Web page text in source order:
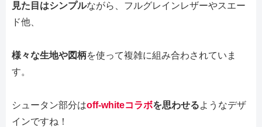
見た目はシンプルながら、フルグレインレザーやスエー
ド他、
様々な生地や図柄を使って複雑に組み合わされていま
す。
シュータン部分はoff-whiteコラボを思わせるようなデザ
インですね！